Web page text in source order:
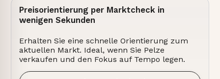
Preisorientierung per Marktcheck in
wenigen Sekunden
Erhalten Sie eine schnelle Orientierung zum
aktuellen Markt. Ideal, wenn Sie Pelze
verkaufen und den Fokus auf Tempo legen.